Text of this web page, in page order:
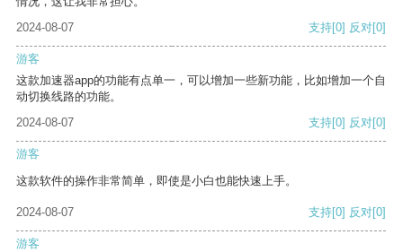
2024-08-07
支持[0] 反对[0]
游客
这款加速器app的功能有点单一，可以增加一些新功能，比如增加一个自
动切换线路的功能。
2024-08-07
支持[0] 反对[0]
游客
这款软件的操作非常简单，即使是小白也能快速上手。
2024-08-07 支持[0] 反对[0]
游客